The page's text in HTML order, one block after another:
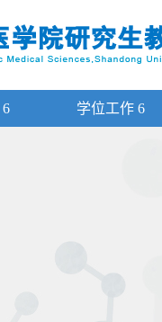
6 学位工作 6